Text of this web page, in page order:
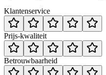
Klantenservice
Prijs-kwaliteit
Betrouwbaarheid